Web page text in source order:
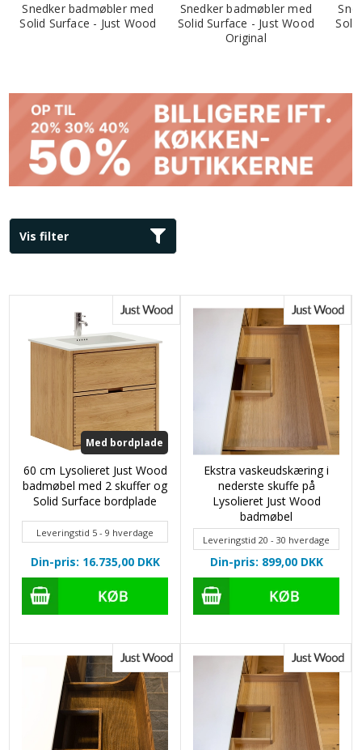
Snedker badmøbler med
Solid Surface - Just Wood
Snedker badmøbler med
Solid Surface - Just Wood
Original
Vis filter
Med bordplade
60 cm Lysolieret Just Wood
badmøbel med 2 skuffer og
Solid Surface bordplade
Leveringstid 5 - 9 hverdage
Din-pris: 16.735,00 DKK
Ekstra vaskeudskæring i
nederste skuffe på
Lysolieret Just Wood
badmøbel
Leveringstid 20 - 30 hverdage
Din-pris: 899,00 DKK